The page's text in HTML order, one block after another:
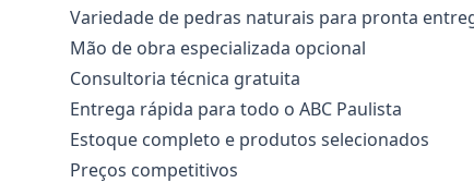
Variedade de pedras naturais para pronta
Mão de obra especializada opcional
Consultoria técnica gratuita
Entrega rápida para todo o ABC Paulista
Estoque completo e produtos selecionados
Preços competitivos